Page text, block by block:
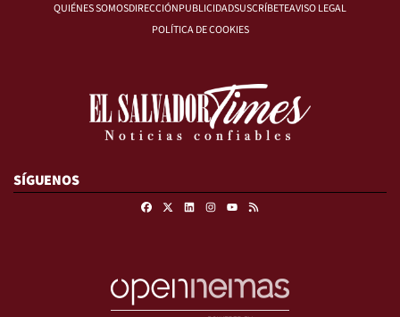
QUIÉNES SOMOSDIRECCIÓNPUBLICIDADSUSCRÍBETEAVISO LEGAL
POLÍTICA DE COOKIES
SÍGUENOS
FacebookLinkedinInstagramRSS